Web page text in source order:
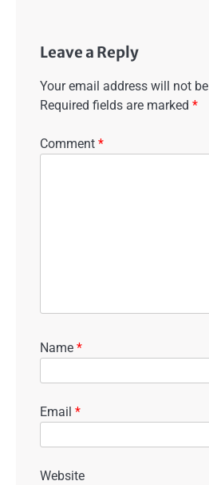
Leave a Reply
Your email address will not
Required fields are marked *
Comment *
Name *
Email *
Website